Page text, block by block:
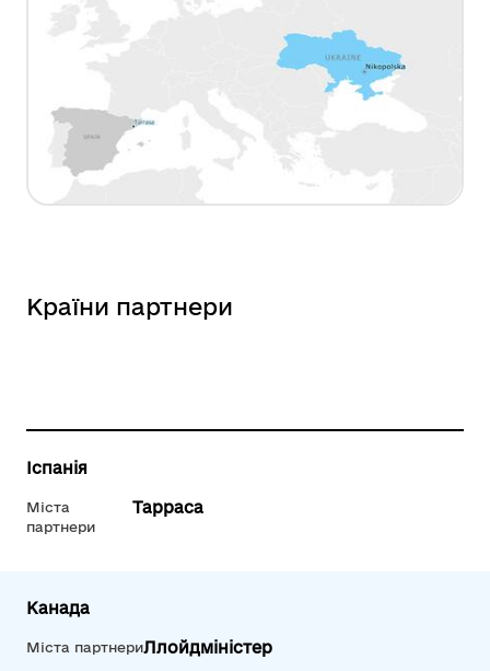
Країни партнери
Іспанія
Міста
партнери
Тарраса
Канада
Міста партнериЛлойдміністер